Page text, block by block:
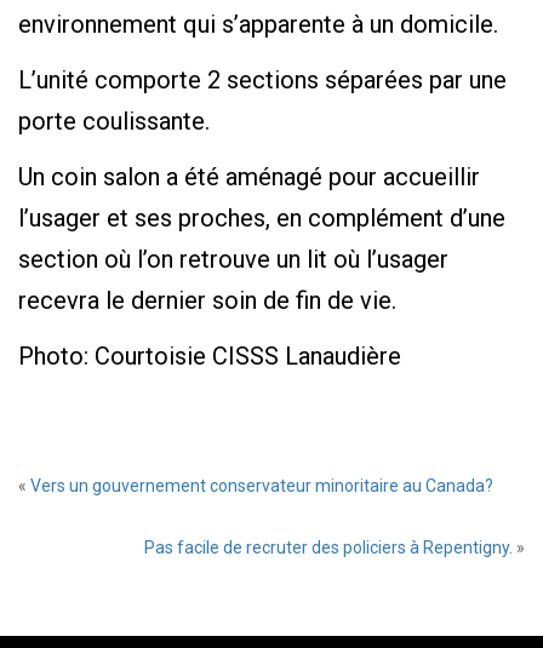
environnement qui s’apparente à un domicile.
L’unité comporte 2 sections séparées par une
porte coulissante.
Un coin salon a été aménagé pour accueillir
l’usager et ses proches, en complément d’une
section où l’on retrouve un lit où l’usager
recevra le dernier soin de fin de vie.
Photo: Courtoisie CISSS Lanaudière
« Vers un gouvernement conservateur minoritaire au Canada?
Pas facile de recruter des policiers à Repentigny. »